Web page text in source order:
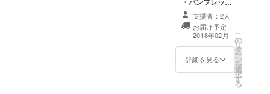
いたし
ます。
(3月頃
を予定)
・ト
ラック
への記載（お名
前又は社名の
み） ※パンフ
レット印刷の都
合上、募集終了
日翌日の1月9日
支援者：2人
お届け予定：
2018年02月
詳細を見る
こ
の
リ
タ
ー
ン
を
選
択
す
る